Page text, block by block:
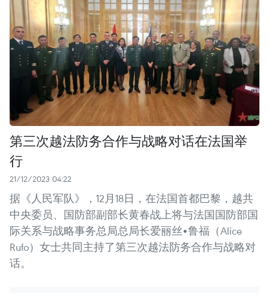
第三次越法防务合作与战略对话在法国举
行
21/12/2023 04:22
据《人民军队》，12月18日，在法国首都巴黎，越共
中央委员、国防部副部长黄春战上将与法国国防部国
际关系与战略事务总局总局长爱丽丝•鲁福（Alice
Rufo）女士共同主持了第三次越法防务合作与战略对
话。